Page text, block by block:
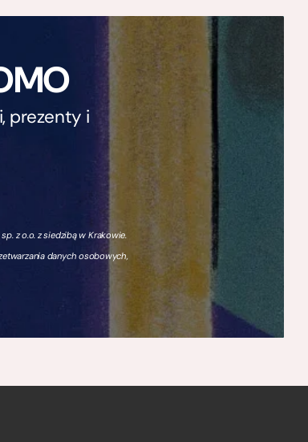
prezenty i
z o.o. z siedzibą w Krakowie.
danych osobowych,